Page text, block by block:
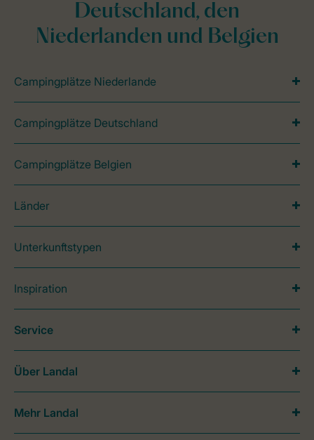
Deutschland, den
Niederlanden und Belgien
Campingplätze Niederlande
Campingplätze Deutschland
Campingplätze Belgien
Länder
Unterkunftstypen
Inspiration
Service
Über Landal
Mehr Landal